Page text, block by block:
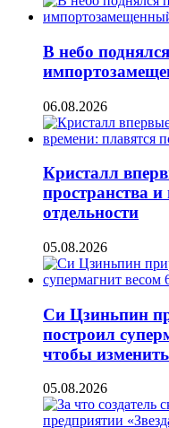
В небо
06.08.2026
Кристалл
пространства
отдельности
05.08.2026
Си Цзиньпин
построил
чтобы
05.08.2026